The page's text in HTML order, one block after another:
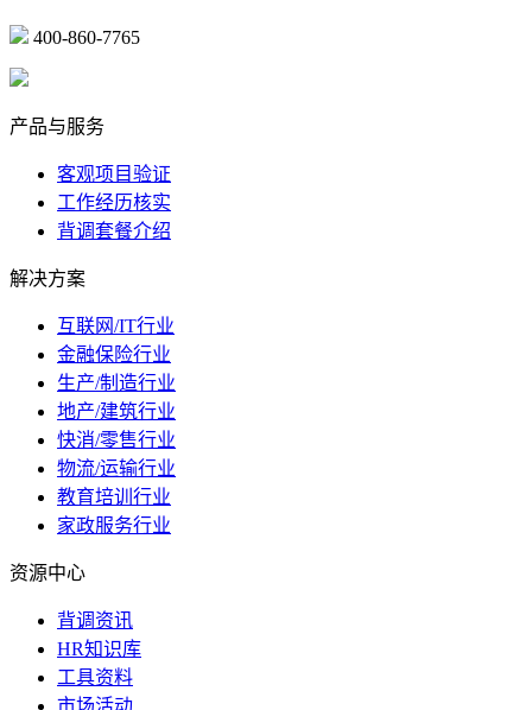
400-860-7765
产品与服务
客观项目验证
工作经历核实
背调套餐介绍
解决方案
互联网/IT行业
金融保险行业
生产/制造行业
地产/建筑行业
快消/零售行业
物流/运输行业
教育培训行业
家政服务行业
资源中心
背调资讯
HR知识库
工具资料
市场活动